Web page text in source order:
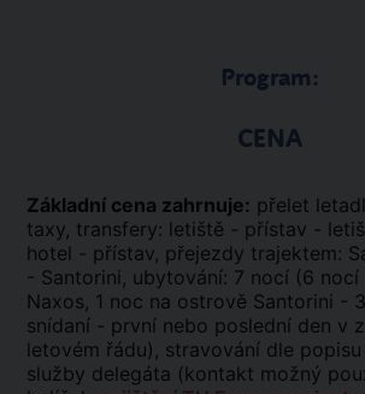
Program:
CENA
Základní cena zahrnuje: přelet
taxy, transfery: letiště - přístav -
hotel - přístav, přejezdy trajektem:
- Santorini, ubytování: 7 nocí (6 nocí
Naxos, 1 noc na ostrově Santorini -
snídaní - první nebo poslední den v
letovém řádu), stravování dle
služby delegáta (kontakt možný